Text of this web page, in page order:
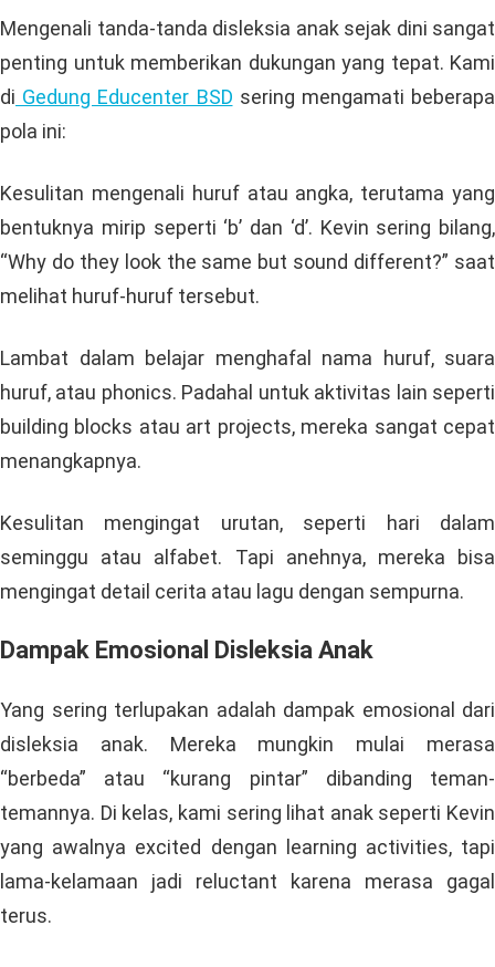
Mengenali tanda-tanda disleksia anak sejak dini sangat
penting untuk memberikan dukungan yang tepat. Kami
di Gedung Educenter BSD sering mengamati beberapa
pola ini:
Kesulitan mengenali huruf atau angka, terutama yang
bentuknya mirip seperti ‘b’ dan ‘d’. Kevin sering bilang,
“Why do they look the same but sound different?” saat
melihat huruf-huruf tersebut.
Lambat dalam belajar menghafal nama huruf, suara
huruf, atau phonics. Padahal untuk aktivitas lain seperti
building blocks atau art projects, mereka sangat cepat
menangkapnya.
Kesulitan mengingat urutan, seperti hari dalam
seminggu atau alfabet. Tapi anehnya, mereka bisa
mengingat detail cerita atau lagu dengan sempurna.
Dampak Emosional Disleksia Anak
Yang sering terlupakan adalah dampak emosional dari
disleksia anak. Mereka mungkin mulai merasa
“berbeda” atau “kurang pintar” dibanding teman-
temannya. Di kelas, kami sering lihat anak seperti Kevin
yang awalnya excited dengan learning activities, tapi
lama-kelamaan jadi reluctant karena merasa gagal
terus.